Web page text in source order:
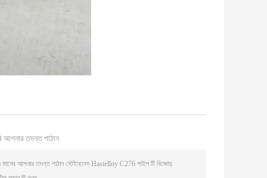
আপনার তদন্ত পাঠান